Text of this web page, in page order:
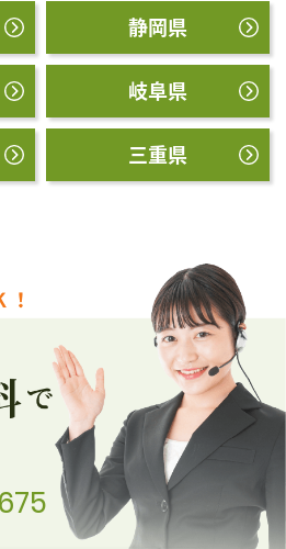
静岡県
岐阜県
三重県